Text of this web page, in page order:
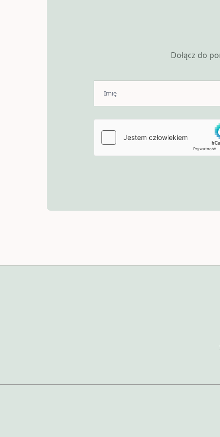
Dołącz do